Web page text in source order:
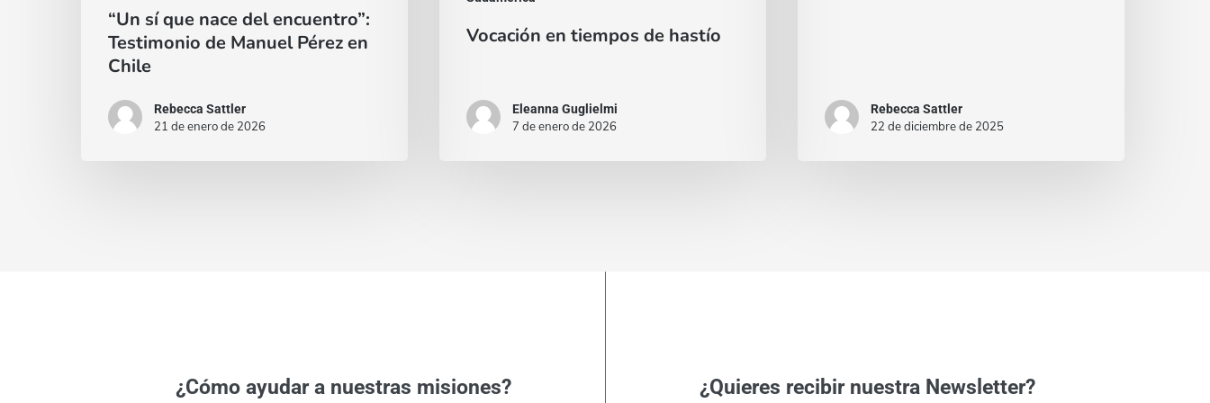
Chile“Un sí que nace del encuentro”:
Testimonio de Manuel Pérez en
Chile
Rebecca Sattler
21 de enero de 2026
Vocación en tiempos de hastío
Eleanna Guglielmi
7 de enero de 2026
Rebecca Sattler
22 de diciembre de 2025
¿Cómo ayudar a nuestras misiones? ¿Quieres recibir nuestra Newsletter?